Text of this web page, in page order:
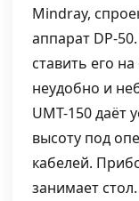
Mindray,
аппарат DP-
ставить его
неудобно и
UMT-150 даёт
высоту под
кабелей.
занимает стол.